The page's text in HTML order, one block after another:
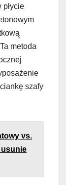
metoda
szafy
vs.